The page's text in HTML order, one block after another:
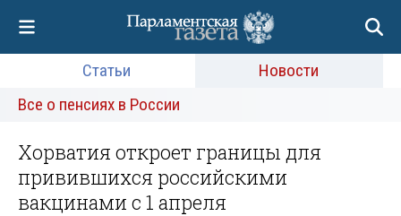
Статьи
Новости
Все о пенсиях в России
Хорватия откроет границы для
привившихся российскими
вакцинами с 1 апреля